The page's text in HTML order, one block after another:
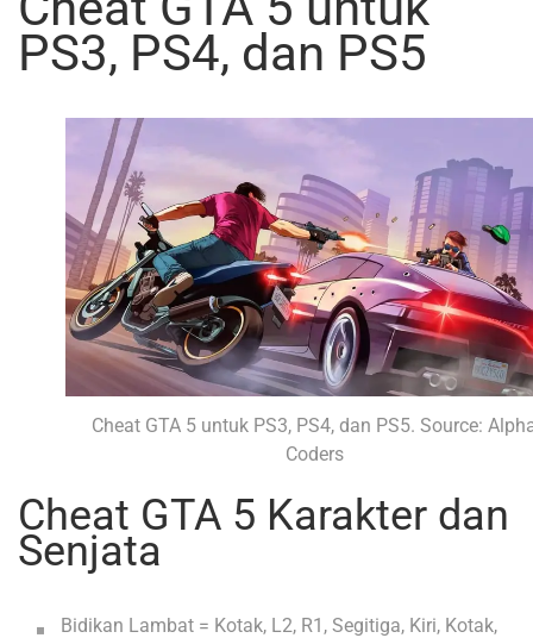
PS3, PS4, dan PS5
Cheat GTA 5 untuk PS3, PS4, dan PS5. Source:
Coders
Cheat GTA 5 Karakter dan
Senjata
Bidikan Lambat = Kotak, L2, R1, Segitiga, Kiri, Kotak,